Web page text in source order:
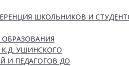
ШКОЛЬНИКОВ И
УШИНСКОГО
И ПЕДАГОГОВ ДО